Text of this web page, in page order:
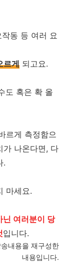
동 등 여러 요
르게 되고요.
도 혹은 확 올
르게 측정함으
가 나온다면, 다
.
마세요.
닌 여러분이 당
입니다.
내용을 재구성한
내용입니다.